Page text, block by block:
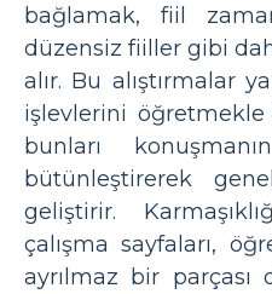
bağlamak, fiil
düzensiz fiiller gibi
alır. Bu alıştırmalar
işlevlerini öğretmekle
bunları
bütünleştirerek
geliştirir.
çalışma sayfaları,
ayrılmaz bir parçası